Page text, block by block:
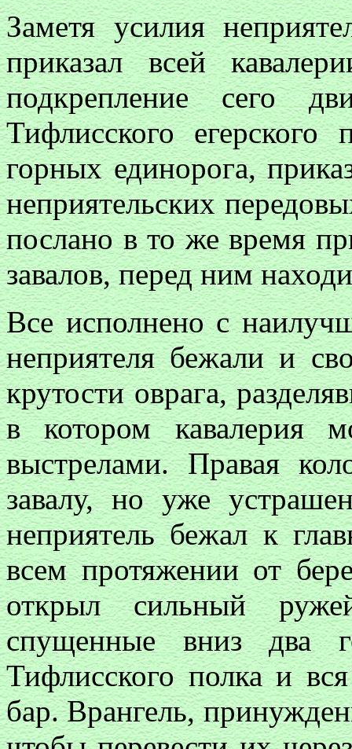
Заметя усилия
приказал всей
подкрепление сего
Тифлисского
горных единорога,
неприятельских
послано в то же время
завалов, перед ним
Все исполнено с
неприятеля бежали и
крутости оврага,
в котором кавалерия
выстрелами. Правая
завалу, но уже
неприятель бежал к
всем протяжении от
открыл сильный
спущенные вниз два
Тифлисского полка и
бар. Врангель,